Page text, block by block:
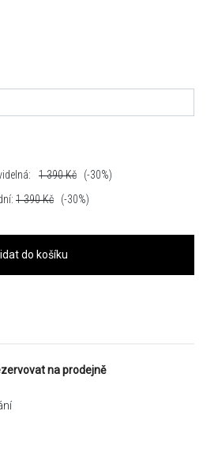
1 390Kč
(-30%)
1 390Kč (-30%)
do košíku
na prodejně